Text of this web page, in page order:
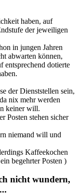
haben, auf
der jeweiligen
in jungen Jahren
abwarten können,
entsprechend dotierte
der Dienststellen sein,
nix mehr werden
keiner will.
Posten stehen sicher
niemand will und
Kaffeekochen
begehrter Posten )
nicht wundern,